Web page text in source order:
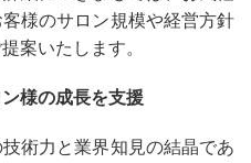
様のサロン規模や経営方針
案いたします。
様の成長を支援
術力と業界知見の結晶であ